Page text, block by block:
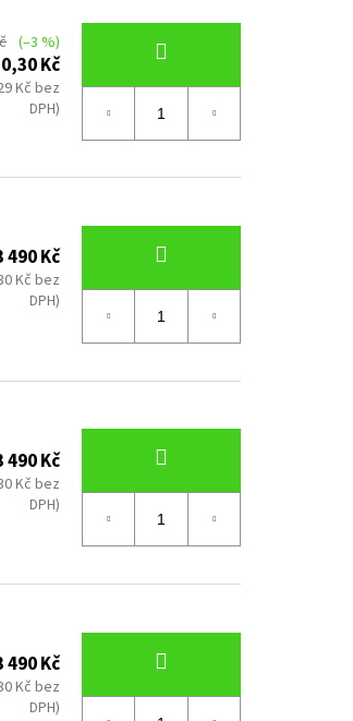
(–3 %)
Kč
Kč bez
DPH)
490 Kč
Kč bez
DPH)
490 Kč
Kč bez
DPH)
490 Kč
Kč bez
DPH)